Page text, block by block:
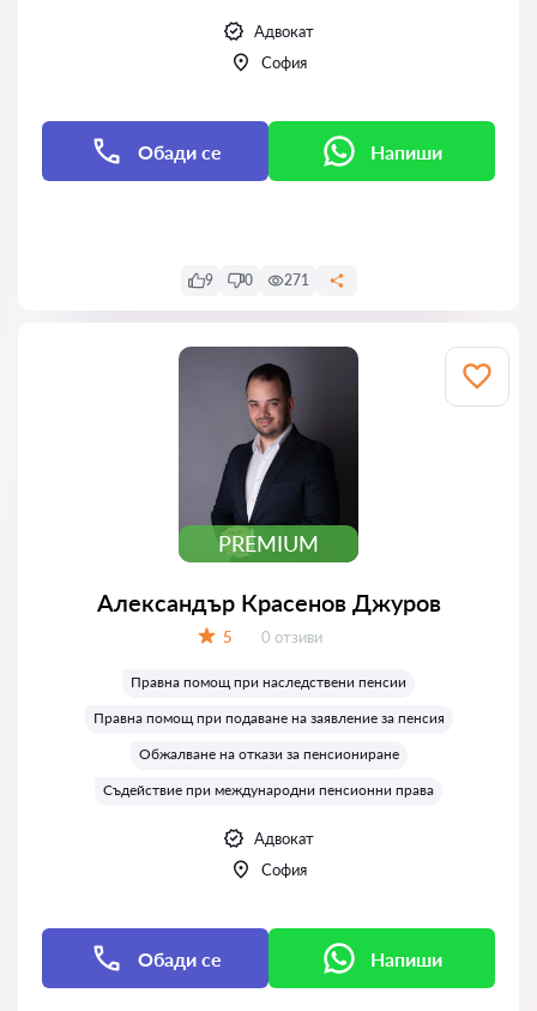
Адвокат
София
Обади се Напиши
9 0 271
PREMIUM
Александър Красенов Джуров
5 Отзиви:
0 отзиви
Правна помощ при наследствени пенсии
Правна помощ при подаване на заявление за пенсия
Обжалване на откази за пенсиониране
Съдействие при международни пенсионни права
Адвокат
София
Обади се Напиши